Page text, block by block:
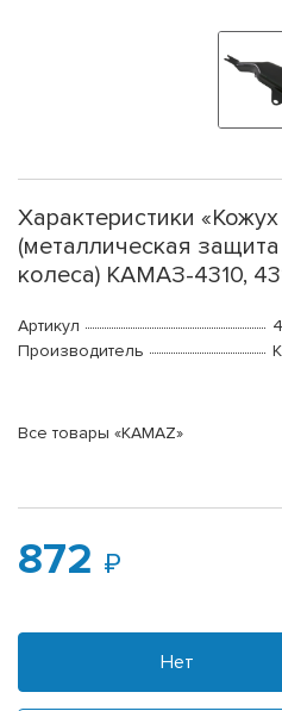
Характеристики
(металлическая
колеса) КАМАЗ-4310,
Артикул
Производитель
Все товары «KAMAZ»
872
Нет